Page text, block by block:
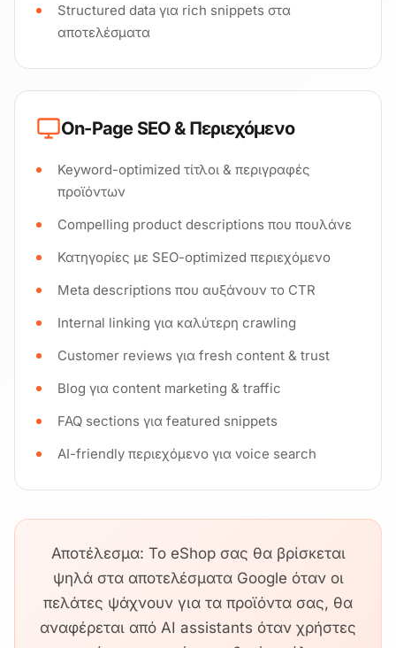
Structured data για rich snippets στα
αποτελέσματα
On-Page SEO & Περιεχόμενο
Keyword-optimized τίτλοι & περιγραφές
προϊόντων
Compelling product descriptions που πουλάνε
Κατηγορίες με SEO-optimized περιεχόμενο
Meta descriptions που αυξάνουν το CTR
Internal linking για καλύτερη crawling
Customer reviews για fresh content & trust
Blog για content marketing & traffic
FAQ sections για featured snippets
AI-friendly περιεχόμενο για voice search
Αποτέλεσμα: Το eShop σας θα βρίσκεται
ψηλά στα αποτελέσματα Google όταν οι
πελάτες ψάχνουν για τα προϊόντα σας, θα
αναφέρεται από AI assistants όταν χρήστες